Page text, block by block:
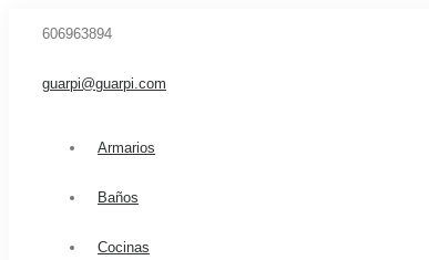
606963894
guarpi@guarpi.com
Armarios
Baños
Cocinas